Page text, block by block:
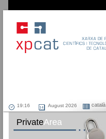
August 2026 català
PrivateArea